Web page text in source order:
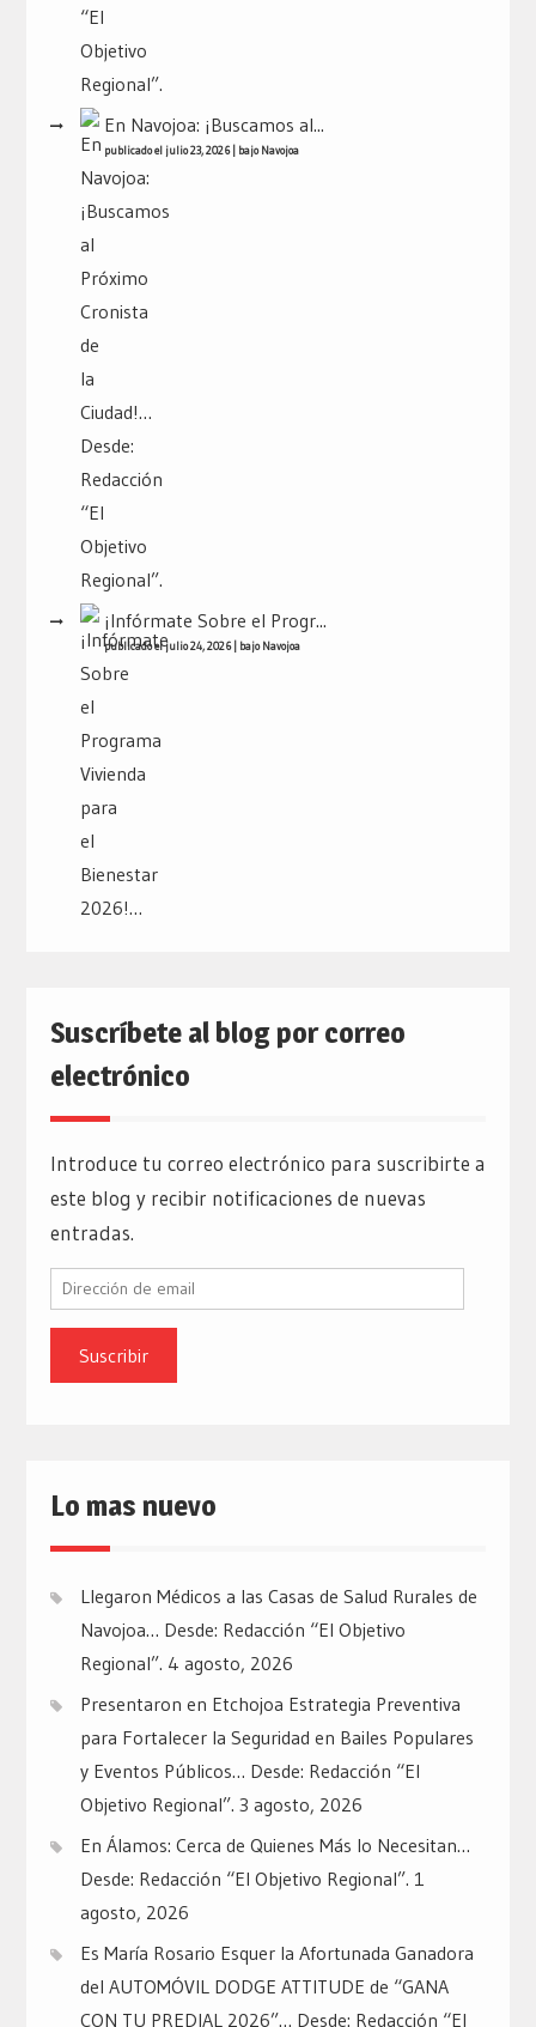
En Navojoa: ¡Buscamos al...
publicado el julio 23, 2026| bajoNavojoa
¡Infórmate Sobre el Progr...
publicado el julio 24, 2026| bajoNavojoa
Suscríbete al blog por correo
electrónico
Introduce tu correo electrónico para suscribirte a
este blog y recibir notificaciones de nuevas
entradas.
Dirección
email
Lo mas nuevo
Llegaron Médicos a las Casas de Salud Rurales de
Navojoa… Desde: Redacción “El Objetivo
Regional”. 4 agosto, 2026
Presentaron en Etchojoa Estrategia Preventiva
para Fortalecer la Seguridad en Bailes Populares
y Eventos Públicos… Desde: Redacción “El
Objetivo Regional”. 3 agosto, 2026
En Álamos: Cerca de Quienes Más lo Necesitan…
Desde: Redacción “El Objetivo Regional”. 1
agosto, 2026
Es María Rosario Esquer la Afortunada Ganadora
del AUTOMÓVIL DODGE ATTITUDE de “GANA
CON TU PREDIAL 2026”… Desde: Redacción “El